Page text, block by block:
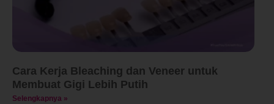
Cara Kerja Bleaching dan Veneer untuk
Membuat Gigi Lebih Putih
Selengkapnya »